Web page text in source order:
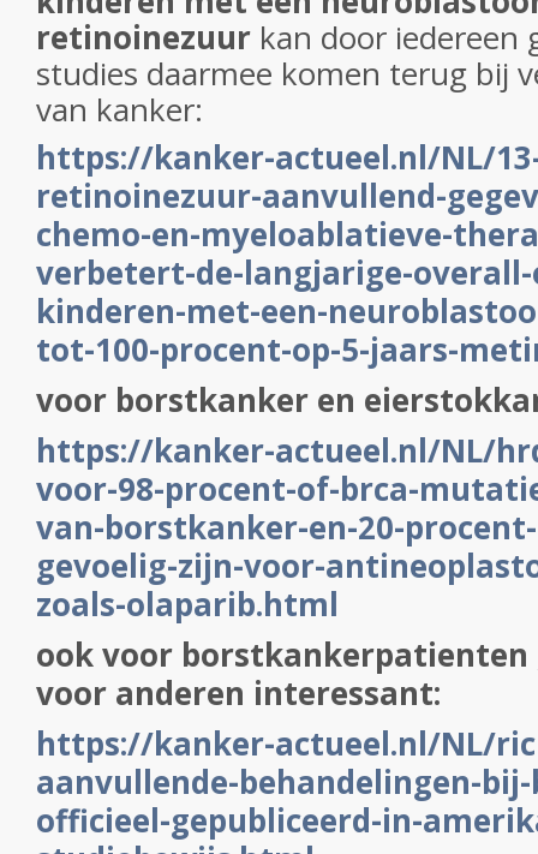
retinoinezuur kan door iedereen
studies daarmee komen terug bij
van kanker:
https://kanker-actueel.nl/NL/
retinoinezuur-aanvullend-
chemo-en-myeloablatieve-
verbetert-de-langjarige-
kinderen-met-een-
tot-100-procent-op-5-jaars-
voor borstkanker en
https://kanker-actueel.nl/NL/
voor-98-procent-of-brca-
van-borstkanker-en-20-
gevoelig-zijn-voor-
zoals-olaparib.html
ook voor borstkankerpatienten
voor anderen interessant:
https://kanker-actueel.nl/NL/
aanvullende-behandelingen-
officieel-gepubliceerd-in-